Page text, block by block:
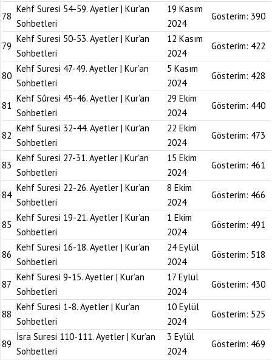
78
Kehf Suresi 54-59. Ayetler | Kur’an
Sohbetleri
19 Kasım
2024
Gösterim: 390
79
Kehf Suresi 50-53. Ayetler | Kur’an
Sohbetleri
12 Kasım
2024
Gösterim: 422
80
Kehf Suresi 47-49. Ayetler | Kur’an
Sohbetleri
5 Kasım
2024
Gösterim: 428
81
Kehf Sûresi 45-46. Ayetler | Kur’an
Sohbetleri
29 Ekim
2024
Gösterim: 440
82
Kehf Suresi 32-44. Ayetler | Kur’an
Sohbetleri
22 Ekim
2024
Gösterim: 473
83
Kehf Suresi 27-31. Ayetler | Kur’an
Sohbetleri
15 Ekim
2024
Gösterim: 461
84
Kehf Suresi 22-26. Ayetler | Kur’an
Sohbetleri
8 Ekim
2024
Gösterim: 466
85
Kehf Suresi 19-21. Ayetler | Kur’an
Sohbetleri
1 Ekim
2024
Gösterim: 491
86
Kehf Suresi 16-18. Ayetler | Kur’an
Sohbetleri
24 Eylül
2024
Gösterim: 518
87
Kehf Suresi 9-15. Ayetler | Kur’an
Sohbetleri
17 Eylül
2024
Gösterim: 430
88
Kehf Suresi 1-8. Ayetler | Kur’an
Sohbetleri
10 Eylül
2024
Gösterim: 525
89
İsra Suresi 110-111. Ayetler | Kur’an
Sohbetleri
3 Eylül
2024
Gösterim: 469